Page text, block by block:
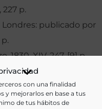
con una finalidad
y mejorarlos en base a tus
de tus hábitos de
227 p.
Londres: publicado por
1830. XIV, 247, [9] p.